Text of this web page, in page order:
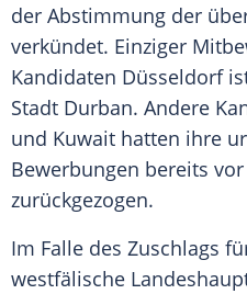
der Abstimmung der
verkündet. Einziger
Kandidaten Düsseldorf
Stadt Durban. Andere
und Kuwait hatten ihre
Bewerbungen bereits
zurückgezogen.
Im Falle des Zuschlags
westfälische